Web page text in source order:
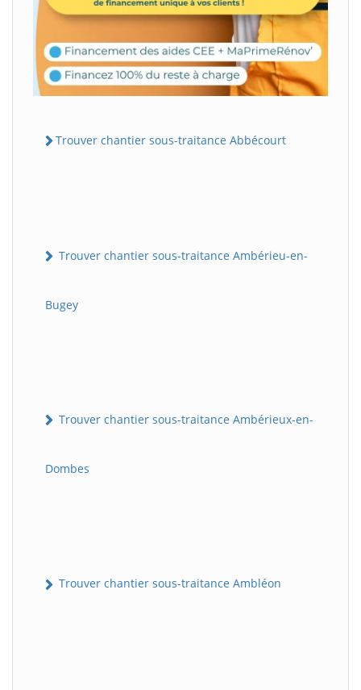
Trouver chantier sous-traitance Abbécourt
Trouver chantier sous-traitance Ambérieu-en-
Bugey
Trouver chantier sous-traitance Ambérieux-en-
Dombes
Trouver chantier sous-traitance Ambléon